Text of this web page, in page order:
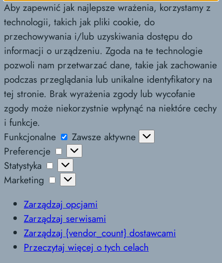
Aby zapewnić jak najlepsze wrażenia, korzystamy z
technologii, takich jak pliki cookie, do
przechowywania i/lub uzyskiwania dostępu do
informacji o urządzeniu. Zgoda na te technologie
pozwoli nam przetwarzać dane, takie jak zachowanie
podczas przeglądania lub unikalne identyfikatory na
tej stronie. Brak wyrażenia zgody lub wycofanie
zgody może niekorzystnie wpłynąć na niektóre cechy
i funkcje.
Funkcjonalne
Funkcjonalne
Zawsze aktywne
Preferencje
Preferencje
Statystyka
Statystyka
Marketing
Marketing
Zarządzaj opcjami
Zarządzaj serwisami
Zarządzaj {vendor_count} dostawcami
Przeczytaj więcej o tych celach